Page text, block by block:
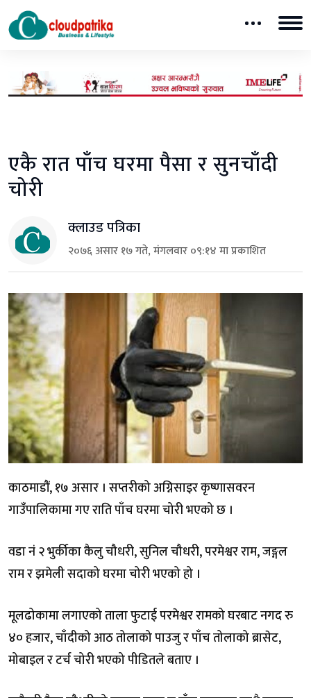
एकै रात पाँच घरमा पैसा र सुनचाँदी
चोरी
क्लाउड पत्रिका
२०७६ असार १७ गते, मंगलवार ०९:१४ मा प्रकाशित
काठमाडौं, १७ असार । सप्तरीको अग्निसाइर कृष्णासवरन
गाउँपालिकामा गए राति पाँच घरमा चोरी भएको छ ।
वडा नं २ भुर्कीका कैलु चौधरी, सुनिल चौधरी, परमेश्वर राम, जङ्गल
राम र झमेली सदाको घरमा चोरी भएको हो ।
मूलढोकामा लगाएको ताला फुटाई परमेश्वर रामको घरबाट नगद रु
४० हजार, चाँदीको आठ तोलाको पाउजु र पाँच तोलाको ब्रासेट,
मोबाइल र टर्च चोरी भएको पीडितले बताए ।